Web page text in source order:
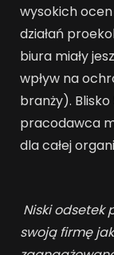
wysokich
działań
biura miały
wpływ na
branży). Blisko
pracodawca
dla całej
Niski odsetek
swoją firmę